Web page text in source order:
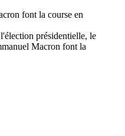
présidentielle, le
Macron font la